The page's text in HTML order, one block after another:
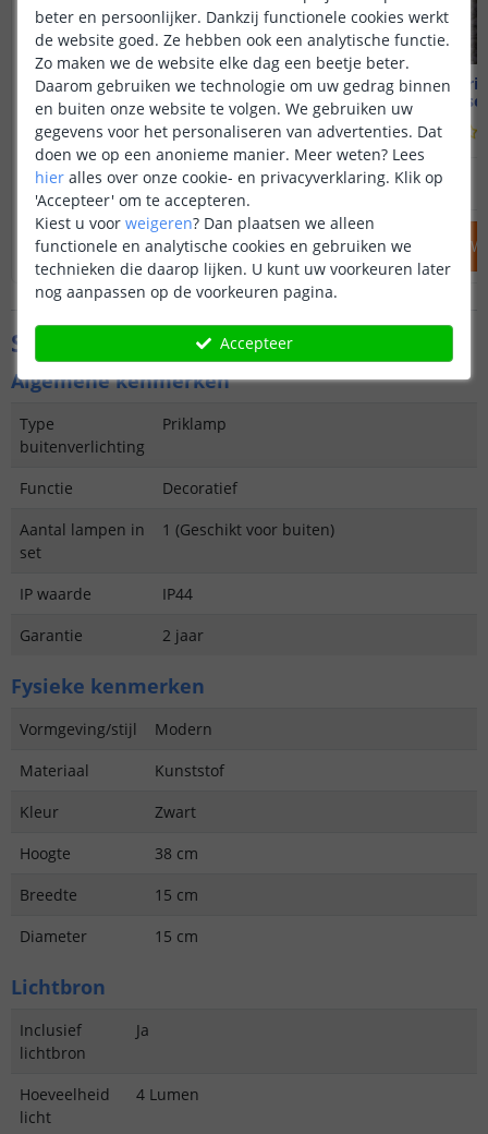
Solar priklamp Lucifer
Set van 2 - Warm wit
(238 reviews)
OP VOORRAAD 29,95
IN WINKELWAGEN
2x Solar
OP VOORRAAD
IN
Specificaties
Algemene kenmerken
Type
buitenverlichting
Priklamp
Functie
Decoratief
Aantal lampen in
set
1 (Geschikt voor buiten)
IP waarde
IP44
Garantie
2 jaar
Fysieke kenmerken
Vormgeving/stijl
Modern
Materiaal
Kunststof
Kleur
Zwart
Hoogte
38 cm
Breedte
15 cm
Diameter
15 cm
Lichtbron
Inclusief
lichtbron
Ja
Hoeveelheid
licht
4 Lumen
beter en persoonlijker. Dankzij functionele cookies werkt
de website goed. Ze hebben ook een analytische functie.
Zo maken we de website elke dag een beetje beter.
Daarom gebruiken we technologie om uw gedrag binnen
en buiten onze website te volgen. We gebruiken uw
gegevens voor het personaliseren van advertenties. Dat
doen we op een anonieme manier. Meer weten? Lees
hier alles over onze cookie- en privacyverklaring. Klik op
'Accepteer' om te accepteren.
Kiest u voor weigeren? Dan plaatsen we alleen
functionele en analytische cookies en gebruiken we
technieken die daarop lijken. U kunt uw voorkeuren later
nog aanpassen op de voorkeuren pagina.
Accepteer